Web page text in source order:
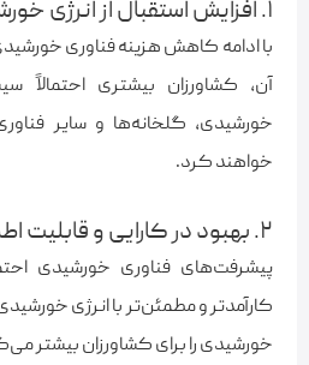
۱. افزایش استقبال از انرژی خورشیدی
با ادامه‌ کاهش هزینه‌ فناوری
آن، کشاورزان بیشتری احتمالاً
خورشیدی، گلخانه‌ها و سایر
خواهند کرد.
۲. بهبود در کارایی و قابلیت اطمینان
پیشرفت‌های فناوری خورشیدی
کارآمدتر و مطمئن‌تر با انرژی
خورشیدی را برای کشاورزان بیشتر